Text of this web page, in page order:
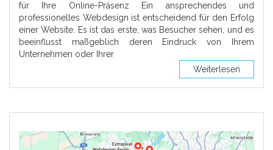
für Ihre Online-Präsenz Ein ansprechendes und
professionelles Webdesign ist entscheidend für den Erfolg
einer Website. Es ist das erste, was Besucher sehen, und es
beeinflusst maßgeblich deren Eindruck von Ihrem
Unternehmen oder Ihrer
Weiterlesen